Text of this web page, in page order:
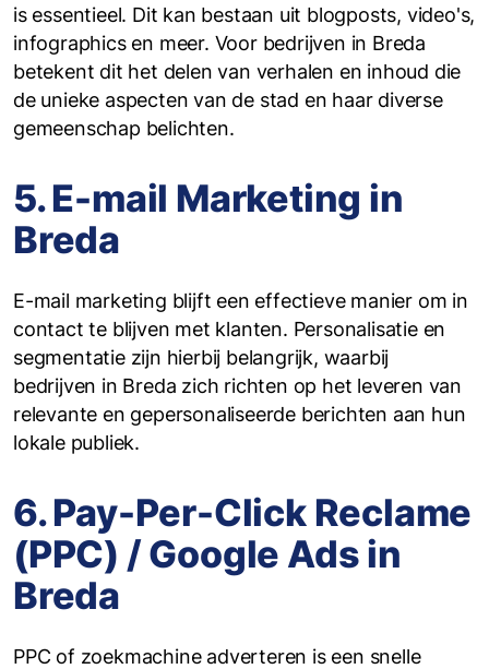
is essentieel. Dit kan bestaan uit blogposts, video's,
infographics en meer. Voor bedrijven in Breda
betekent dit het delen van verhalen en inhoud die
de unieke aspecten van de stad en haar diverse
gemeenschap belichten.
5. E-mail Marketing in
Breda
E-mail marketing blijft een effectieve manier om in
contact te blijven met klanten. Personalisatie en
segmentatie zijn hierbij belangrijk, waarbij
bedrijven in Breda zich richten op het leveren van
relevante en gepersonaliseerde berichten aan hun
lokale publiek.
6. Pay-Per-Click Reclame
(PPC) / Google Ads in
Breda
PPC of zoekmachine adverteren is een snelle